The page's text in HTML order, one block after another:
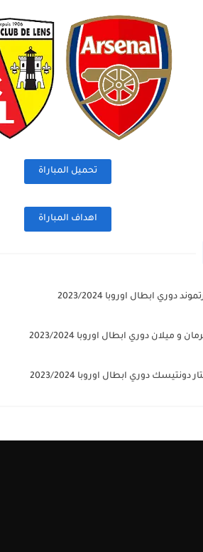
تحميل المباراة
اهداف المباراة
دوري ابطال اوروبا 2023/2024
ميلان دوري ابطال اوروبا 2023/2024
دوري ابطال اوروبا 2023/2024